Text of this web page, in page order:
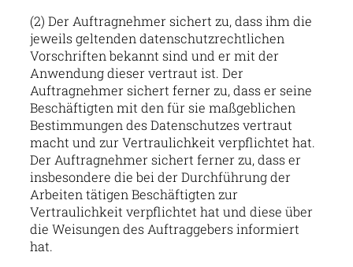
(2) Der Auftragnehmer sichert zu, dass ihm die
jeweils geltenden datenschutzrechtlichen
Vorschriften bekannt sind und er mit der
Anwendung dieser vertraut ist. Der
Auftragnehmer sichert ferner zu, dass er seine
Beschäftigten mit den für sie maßgeblichen
Bestimmungen des Datenschutzes vertraut
macht und zur Vertraulichkeit verpflichtet hat.
Der Auftragnehmer sichert ferner zu, dass er
insbesondere die bei der Durchführung der
Arbeiten tätigen Beschäftigten zur
Vertraulichkeit verpflichtet hat und diese über
die Weisungen des Auftraggebers informiert
hat.